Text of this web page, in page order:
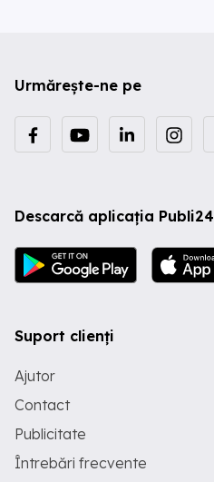
Urmărește-ne pe
Descarcă aplicația Publi24
Suport clienți
Ajutor
Contact
Publicitate
Întrebări frecvente